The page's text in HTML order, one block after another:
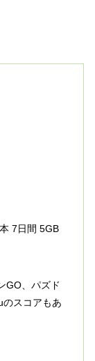
7日間 5GB
GO、パズド
のスコアもあ